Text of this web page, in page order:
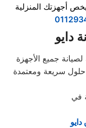
دايو
جميع الأجهزة
حلول سريعة ومعتمدة
في